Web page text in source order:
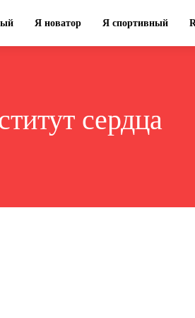
Я новатор Я спортивный
сердца